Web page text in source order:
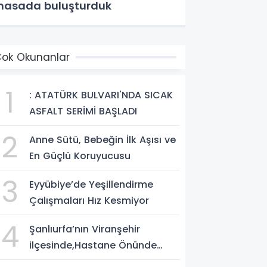
buluşturduk
Okunanlar
1
: ATATÜRK BULVARI'NDA SICAK
ASFALT SERİMİ BAŞLADI
2
Anne Sütü, Bebeğin İlk Aşısı ve
En Güçlü Koruyucusu
3
Eyyübiye’de Yeşillendirme
Çalışmaları Hız Kesmiyor
4
Şanlıurfa’nın Viranşehir
ilçesinde,Hastane Önünde